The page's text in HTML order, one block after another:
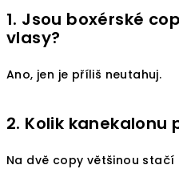
1. Jsou boxérské
vlasy?
Ano, jen je příliš neutahuj.
2. Kolik kanekalonu
Na dvě copy většinou stačí